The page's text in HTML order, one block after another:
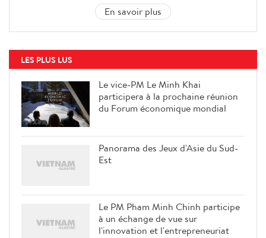
En savoir plus
LES PLUS LUS
Le vice-PM Le Minh Khai
participera à la prochaine réunion
du Forum économique mondial
Panorama des Jeux d'Asie du Sud-
Est
Le PM Pham Minh Chinh participe
à un échange de vue sur
l'innovation et l'entrepreneuriat